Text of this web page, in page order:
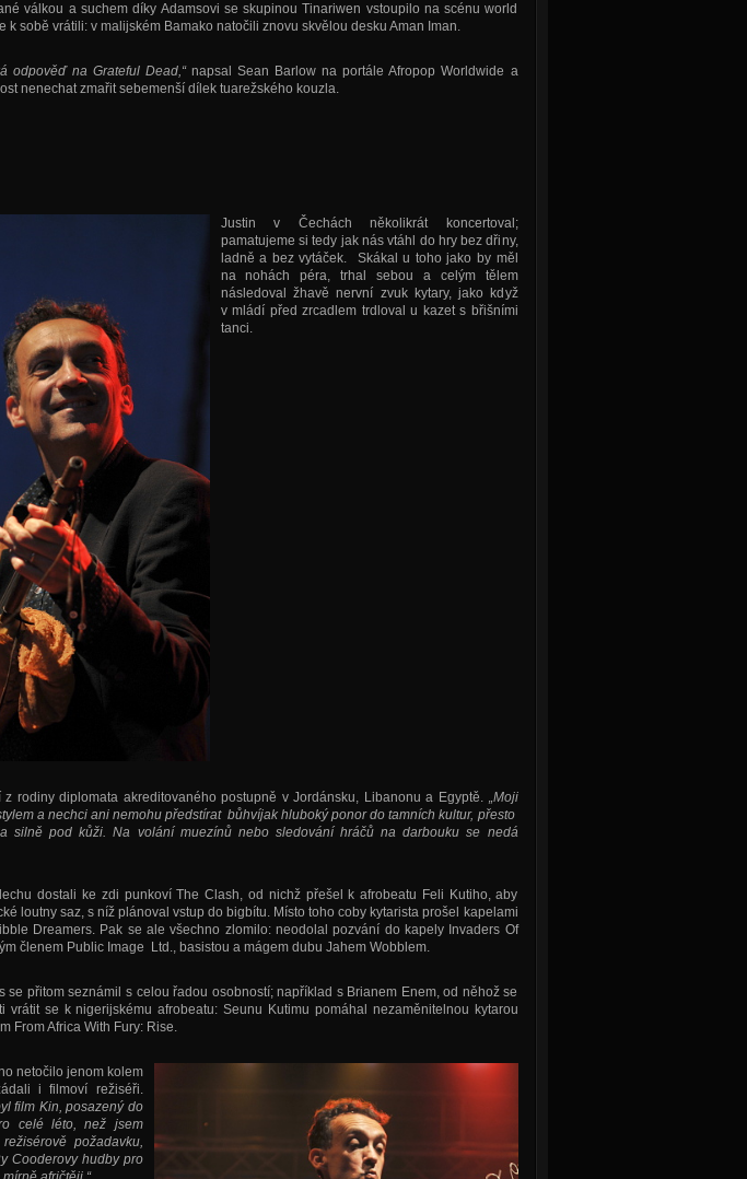
válkou a suchem díky Adamsovi se skupinou Tinariwen vstoupilo na scénu world
k sobě vrátili: v malijském Bamako natočili znovu skvělou desku Aman Iman.
odpověď na Grateful Dead,“napsal Sean Barlow na portále Afropop Worldwide a
nenechat zmařit sebemenší dílek tuarežského kouzla.
Justin v Čechách několikrát koncertoval;
pamatujeme si tedy jak nás vtáhl do hry bez dřiny,
ladně a bez vytáček. Skákal u toho jako by měl
na nohách péra, trhal sebou a celým tělem
následoval žhavě nervní zvuk kytary, jako když
v mládí před zrcadlem trdloval u kazet s břišními
tanci.
rodiny diplomata akreditovaného postupně v Jordánsku, Libanonu a Egyptě. „Moji
a nechci ani nemohu předstírat bůhvíjak hluboký ponor do tamních kultur, přesto
silně pod kůži. Na volání muezínů nebo sledování hráčů na darbouku se nedá
dostali ke zdi punkoví The Clash, od nichž přešel k afrobeatu Feli Kutiho, aby
loutny saz, s níž plánoval vstup do bigbítu. Místo toho coby kytarista prošel kapelami
Dreamers. Pak se ale všechno zlomilo: neodolal pozvání do kapely Invaders Of
členem Public Image Ltd., basistou a mágem dubu Jahem Wobblem.
se přitom seznámil s celou řadou osobností; například s Brianem Enem, od něhož se
vrátit se k nigerijskému afrobeatu: Seunu Kutimu pomáhal nezaměnitelnou kytarou
From Africa With Fury: Rise.
netočilo jenom kolem
i filmoví režiséři.
film Kin, posazený do
celé léto, než jsem
požadavku,
Cooderovy hudby pro